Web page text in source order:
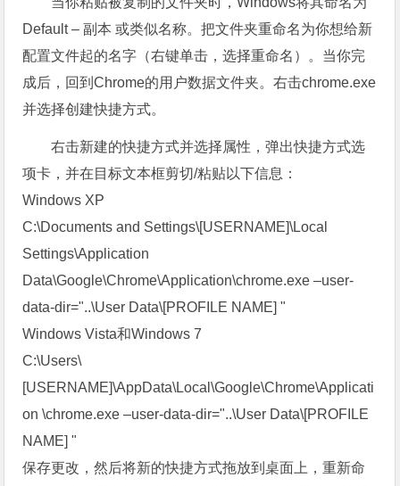
Default – 副本 或类似名称。把文件夹重命名为你想给新
配置文件起的名字（右键单击，选择重命名）。当你完
成后，回到Chrome的用户数据文件夹。右击chrome.exe
并选择创建快捷方式。
右击新建的快捷方式并选择属性，弹出快捷方式选
项卡，并在目标文本框剪切/粘贴以下信息：
Windows XP
C:\Documents and Settings\[USERNAME]\Local
Settings\Application
Data\Google\Chrome\Application\chrome.exe –user-
data-dir="..\User Data\[PROFILE NAME] "
Windows Vista和Windows 7
C:\Users\
[USERNAME]\AppData\Local\Google\Chrome\Applicati
on \chrome.exe –user-data-dir="..\User Data\[PROFILE
NAME] "
保存更改，然后将新的快捷方式拖放到桌面上，重新命